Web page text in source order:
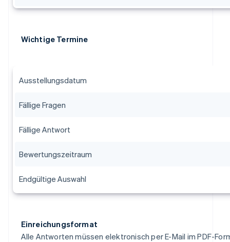
Wichtige Termine
Ausstellungsdatum
Fällige Fragen
Fällige Antwort
Bewertungszeitraum
Endgültige Auswahl
Einreichungsformat
Alle Antworten müssen elektronisch per E-Mail im PDF-